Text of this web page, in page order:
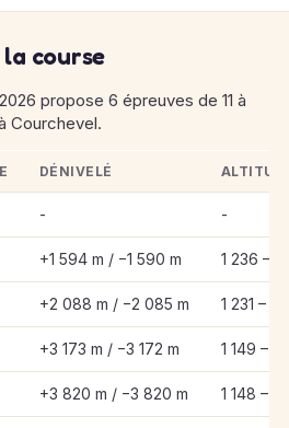
course
propose 6 épreuves de 11 à
Courchevel.
de Millet XTrail Courchevel
DÉNIVELÉ
- -
+1 594 m / −1 590 m 1 236 – 2
+2 088 m / −2 085 m 1 231 – 2
+3 173 m / −3 172 m 1 149 – 2
+3 820 m / −3 820 m 1 148 – 2